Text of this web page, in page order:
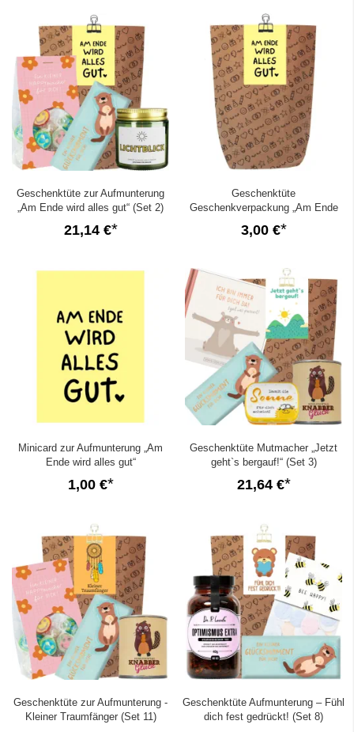
Geschenktüte zur Aufmunterung
„Am Ende wird alles gut“ (Set 2)
21,14 €
Geschenktüte
Geschenkverpackung „Am Ende
wird alles gut“
3,00 €
Minicard zur Aufmunterung „Am
Ende wird alles gut“
1,00 €
Geschenktüte Mutmacher „Jetzt
geht`s bergauf!“ (Set 3)
21,64 €
Geschenktüte zur Aufmunterung -
Kleiner Traumfänger (Set 11)
Geschenktüte Aufmunterung – Fühl
dich fest gedrückt! (Set 8)